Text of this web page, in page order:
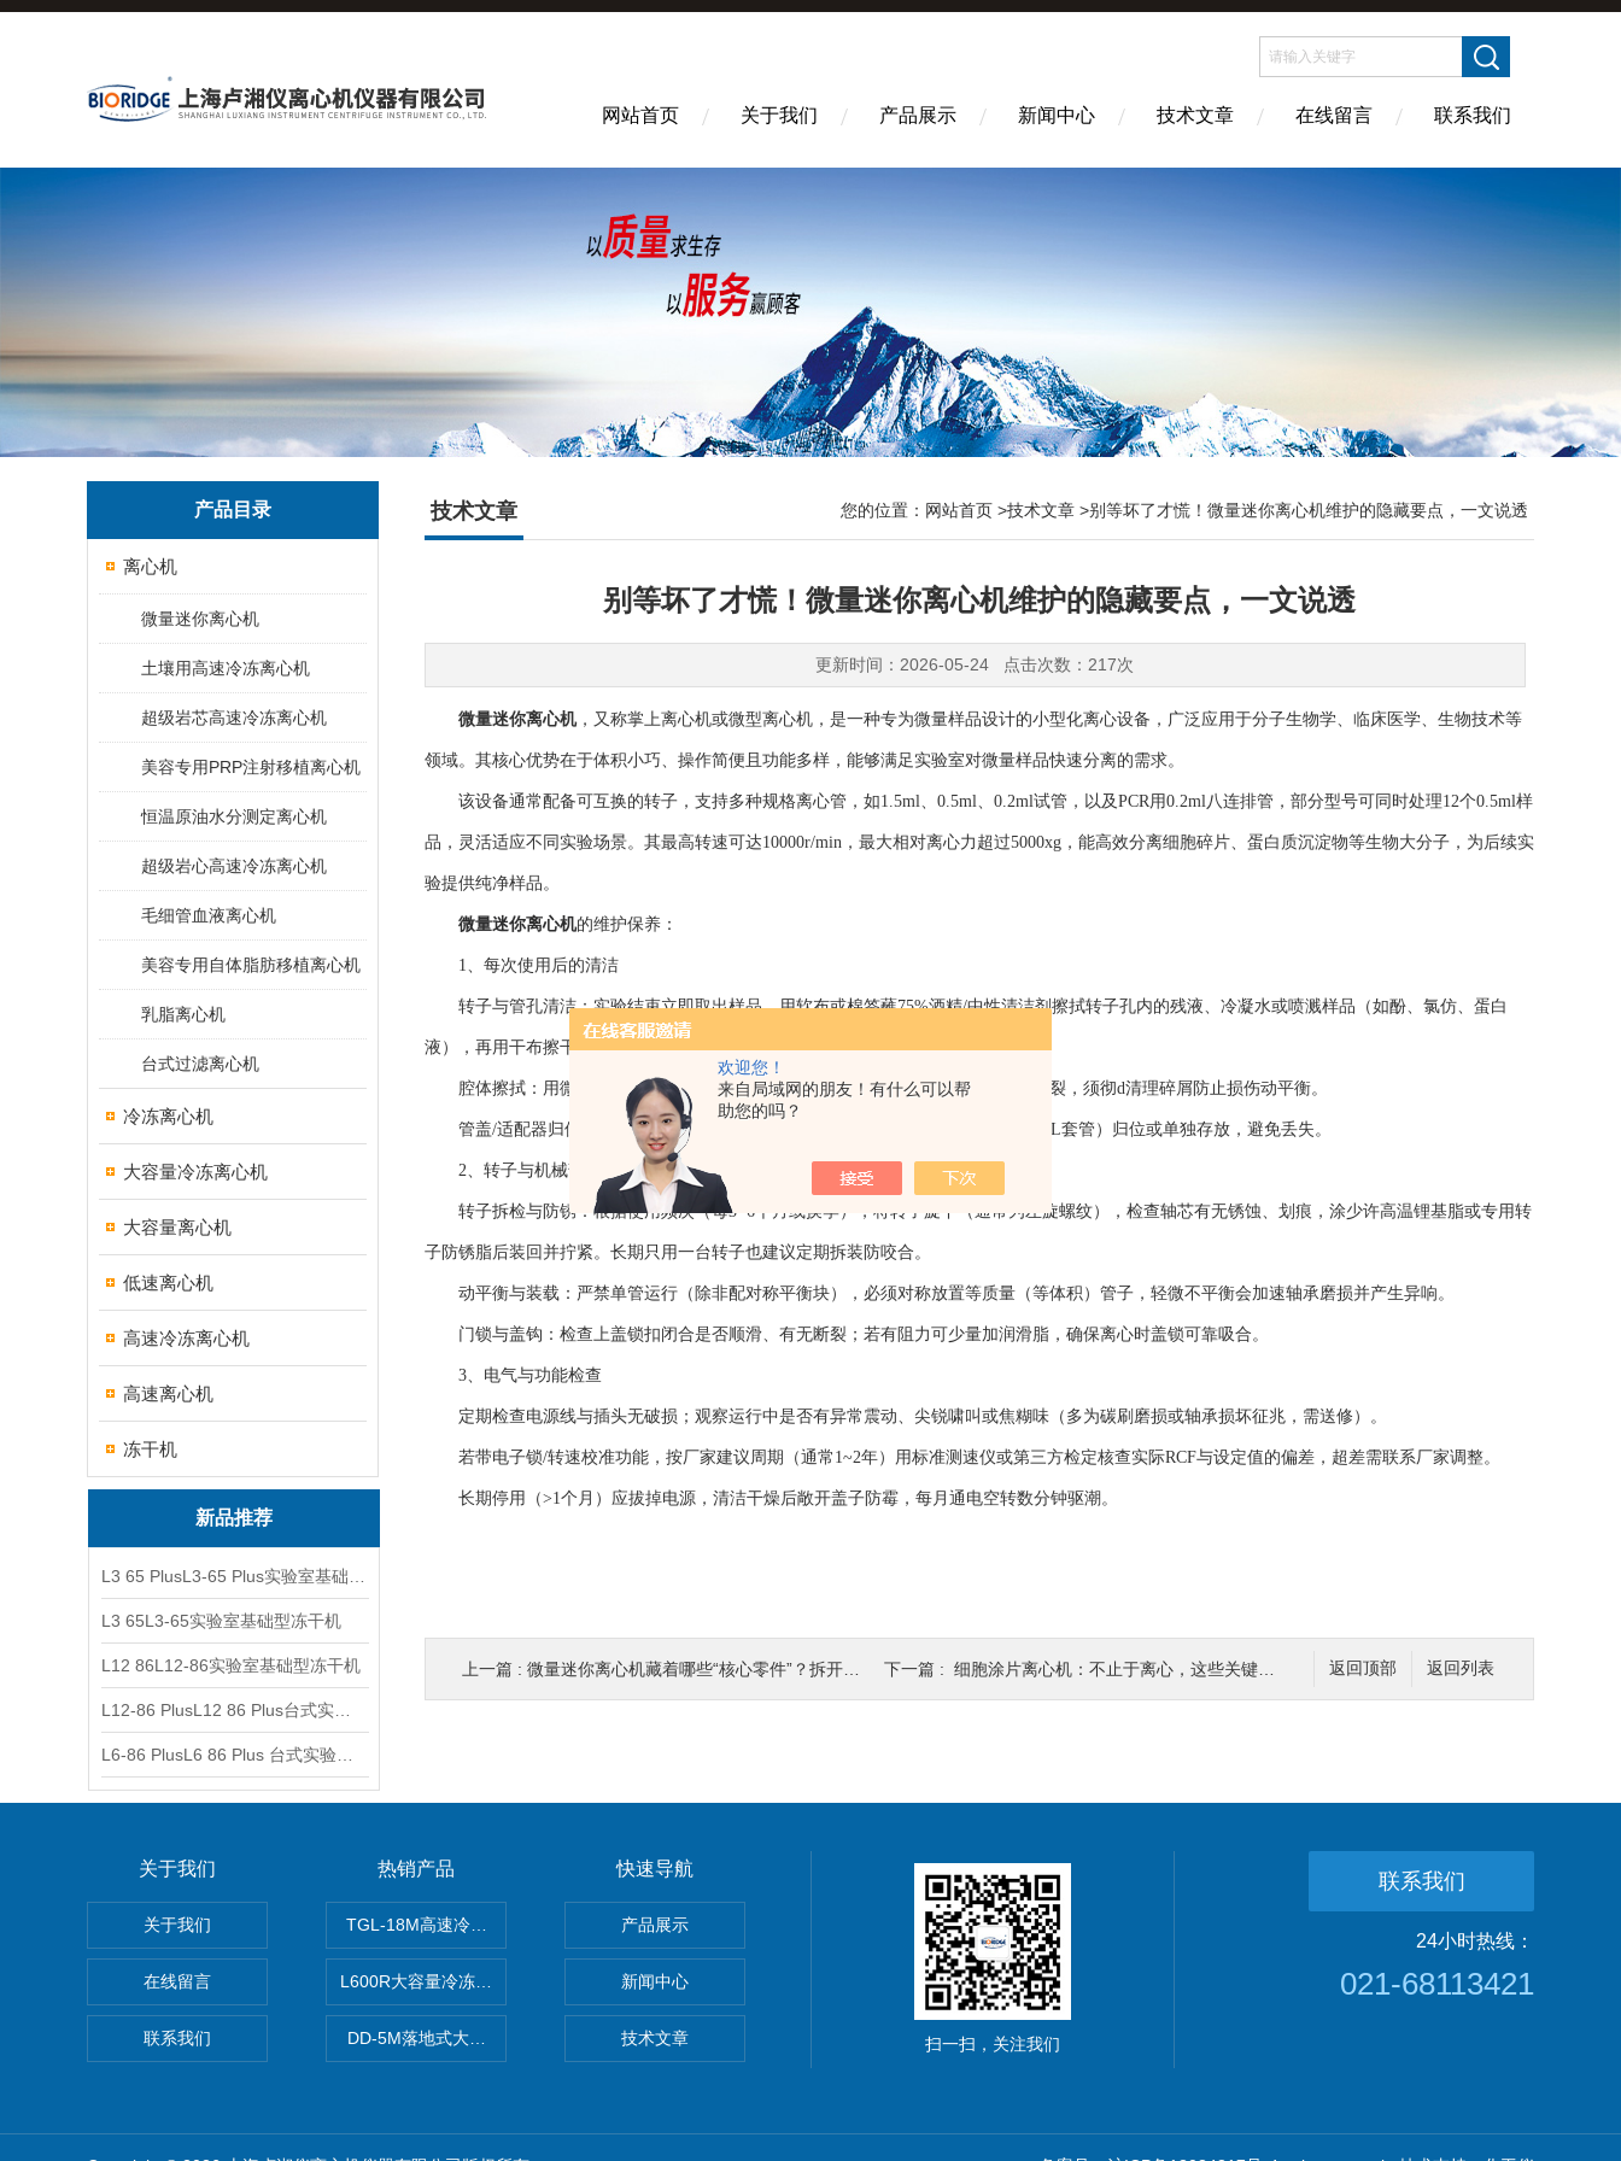
欢迎您！
来自局域网的朋友！有什么可以帮
助您的吗？
网站首页 关于我们 产品展示 新闻中心 技术文章 在线留言 联系我们
产品目录
离心机
微量迷你离心机
土壤用高速冷冻离心机
超级岩芯高速冷冻离心机
美容专用PRP注射移植离心机
恒温原油水分测定离心机
超级岩心高速冷冻离心机
毛细管血液离心机
美容专用自体脂肪移植离心机
乳脂离心机
台式过滤离心机
冷冻离心机
大容量冷冻离心机
大容量离心机
低速离心机
高速冷冻离心机
高速离心机
冻干机
新品推荐
L3 65L3-65实验室基础型冻干机
L12 86L12-86实验室基础型冻干机
技术文章 您的位置： 网站首页 >技术文章 >别等坏了才慌！微量迷你离心机维护的隐藏要点，一文说透
别等坏了才慌！微量迷你离心机维护的隐藏要点，一文说透
更新时间：2026-05-24 点击次数：217次
微量迷你离心机，又称掌上离心机或微型离心机，是一种专为微量样品设计的小型化离心设备，广泛应用于分子生物学、临床医学、生物技术等
领域。其核心优势在于体积小巧、操作简便且功能多样，能够满足实验室对微量样品快速分离的需求。
该设备通常配备可互换的转子，支持多种规格离心管，如1.5ml、0.5ml、0.2ml试管，以及PCR用0.2ml八连排管，部分型号可同时处理12个0.5ml样
品，灵活适应不同实验场景。其最高转速可达10000r/min，最大相对离心力超过5000xg，能高效分离细胞碎片、蛋白质沉淀物等生物大分子，为后续实
验提供纯净样品。
微量迷你离心机的维护保养：
1、每次使用后的清洁
转子与管孔清洁：实验结束立即取出样品，用软布或棉签蘸75%酒精/中性清洁剂擦拭转子孔内的残液、冷凝水或喷溅样品（如酚、氯仿、蛋白
液），再用干布擦干。严禁液体流入转子轴芯或电机轴缝隙，以防腐蚀卡死。
腔体擦拭：用微湿软布擦净内腔壁、上盖密封条及外壳，保持干燥。若样品管破裂，须彻d清理碎屑防止损伤动平衡。
管盖/适配器归位：确认角转子或水平转子附件无变形，适配器（如0.5mL转1.5mL套管）归位或单独存放，避免丢失。
2、转子与机械部件维护
转子拆检与防锈：根据使用频次（每3~6个月或换季），将转子旋下（通常为左旋螺纹），检查轴芯有无锈蚀、划痕，涂少许高温锂基脂或专用转
子防锈脂后装回并拧紧。长期只用一台转子也建议定期拆装防咬合。
动平衡与装载：严禁单管运行（除非配对称平衡块），必须对称放置等质量（等体积）管子，轻微不平衡会加速轴承磨损并产生异响。
门锁与盖钩：检查上盖锁扣闭合是否顺滑、有无断裂；若有阻力可少量加润滑脂，确保离心时盖锁可靠吸合。
3、电气与功能检查
定期检查电源线与插头无破损；观察运行中是否有异常震动、尖锐啸叫或焦糊味（多为碳刷磨损或轴承损坏征兆，需送修）。
若带电子锁/转速校准功能，按厂家建议周期（通常1~2年）用标准测速仪或第三方检定核查实际RCF与设定值的偏差，超差需联系厂家调整。
长期停用（>1个月）应拔掉电源，清洁干燥后敞开盖子防霉，每月通电空转数分钟驱潮。
返回列表
返回顶部
上一篇 : 微量迷你离心机藏着哪些“核心零件”？拆开看，每一处都藏着巧思！ 下一篇 : 细胞涂片离心机：不止于离心，这些关键场景都在用！
关于我们
关于我们
在线留言
联系我们
热销产品
TGL-18M高速冷冻离心机厂家
L600R大容量冷冻离心机报价
DD-5M落地式大容量离心机
快速导航
产品展示
新闻中心
技术文章 扫一扫，关注我们
联系我们
24小时热线：
021-68113421